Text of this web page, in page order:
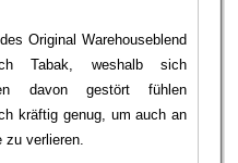
Original Warehouseblend
Tabak, weshalb sich
davon gestört fühlen
kräftig genug, um auch an
verlieren.